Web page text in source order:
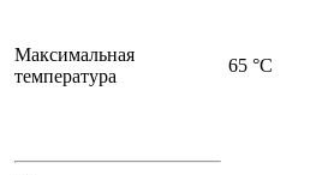
Максимальная
температура
65 °С